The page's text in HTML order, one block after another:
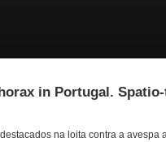
in Portugal.
na loita contra a